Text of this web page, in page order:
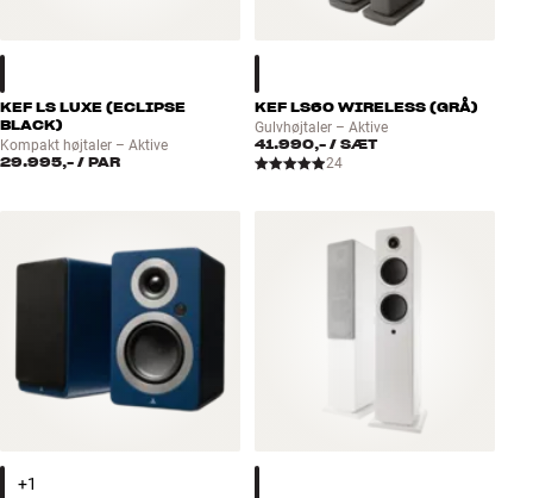
KEF LS LUXE (ECLIPSE
BLACK)
Kompakt højtaler – Aktive
29.995,- / PAR
KEF LS60 WIRELESS (GRÅ)
Gulvhøjtaler – Aktive
41.990,- / SÆT
24